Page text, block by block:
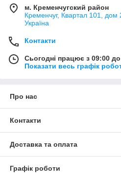
м. Кременчугский район
Кременчуг, Квартал 101, дом
Україна
Контакти
Сьогодні працює з 09:00
Показати весь графік
Про нас
Контакти
Доставка та оплата
Графік роботи